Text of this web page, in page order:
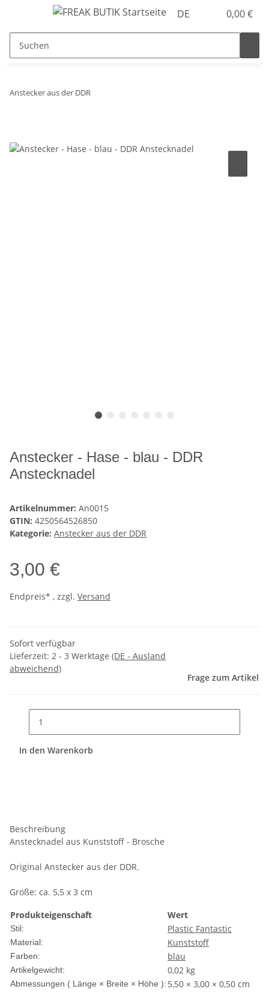
DE 0,00 €
Anstecker aus der DDR
Anstecker - Hase - blau - DDR
Anstecknadel
Artikelnummer: An0015
GTIN: 4250564526850
Kategorie: Anstecker aus der DDR
3,00 €
Endpreis* , zzgl. Versand
Sofort verfügbar
Lieferzeit: 2 - 3 Werktage (DE - Ausland
abweichend)
Frage zum Artikel
In den Warenkorb
Beschreibung
Anstecknadel aus Kunststoff - Brosche
Original Anstecker aus der DDR.
Größe: ca. 5,5 x 3 cm
Produkteigenschaft
Wert
Stil: Plastic Fantastic
Material: Kunststoff
Farben: blau
Artikelgewicht: 0,02 kg
Abmessungen ( Länge × Breite × Höhe ): 5,50 × 3,00 × 0,50 cm